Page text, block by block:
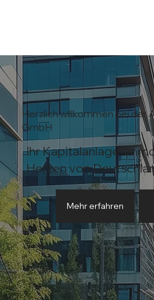
Mehr erfahren
Ihr Kapitalanlage-
Herzen von
Herzlich willkommen bei der
GmbH